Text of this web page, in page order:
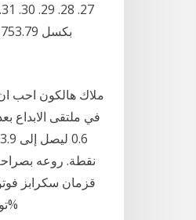
ملاك هالكون احب ان
نقطة. روعه
قزمان سكرابز
توصيل مجاني لجميع الطلبات التي تزيد عن 350+ تغليف هدايا مجاني. منتجات اصلية 100%